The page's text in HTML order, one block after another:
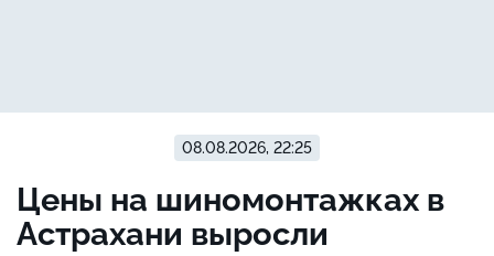
08.08.2026, 22:25
Цены на шиномонтажках в
Астрахани выросли